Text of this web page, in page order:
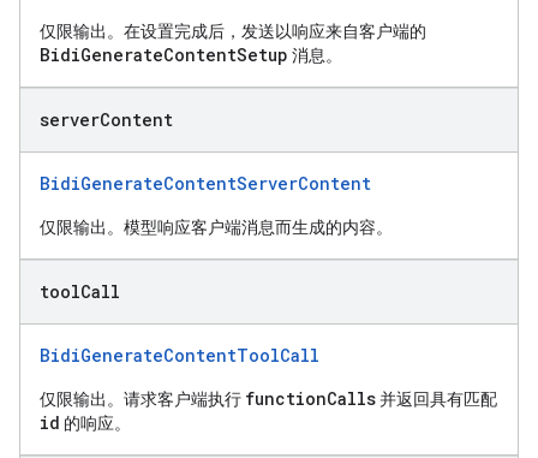
仅限输出。在设置完成后，发送以响应来自客户端的
BidiGenerateContentSetup 消息。
serverContent
BidiGenerateContentServerContent
仅限输出。模型响应客户端消息而生成的内容。
toolCall
BidiGenerateContentToolCall
仅限输出。请求客户端执行 functionCalls并返回具有匹配
id 的响应。